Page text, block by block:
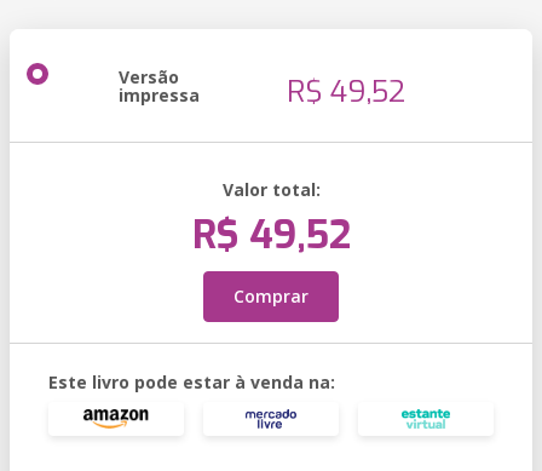
Versão
impressa R$ 49,52
Valor total:
R$ 49,52
Comprar
Este livro pode estar à venda na: